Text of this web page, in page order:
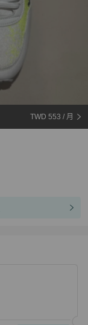
TWD 553 / 月